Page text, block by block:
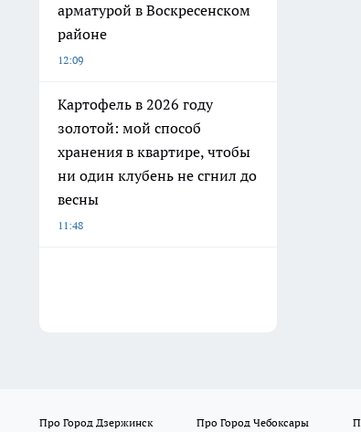
арматурой в Воскресенском
районе
12:09
Картофель в 2026 году
золотой: мой способ
хранения в квартире, чтобы
ни один клубень не сгнил до
весны
11:48
Про Город Дзержинск Про Город Чебоксары